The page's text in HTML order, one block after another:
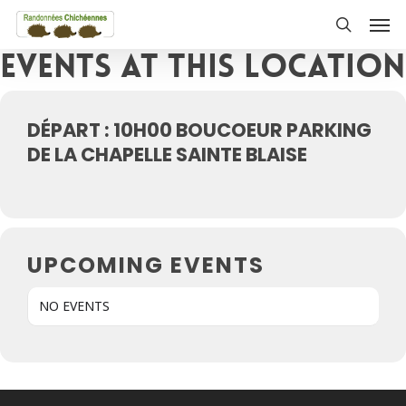
Skip
main
content
Events at this location
DÉPART : 10H00 BOUCOEUR PARKING
DE LA CHAPELLE SAINTE BLAISE
UPCOMING EVENTS
NO EVENTS